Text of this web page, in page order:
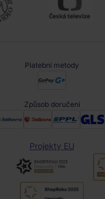
Platební metody
Způsob doručení
Projekty EU